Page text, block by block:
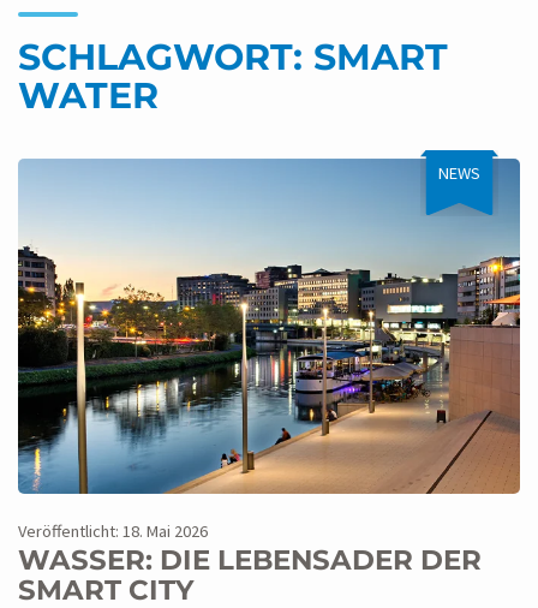
SCHLAGWORT: SMART
WATER
NEWS
Veröffentlicht: 18. Mai 2026
WASSER: DIE LEBENSADER DER
SMART CITY